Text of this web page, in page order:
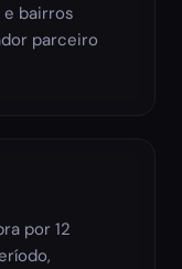
e bairros
parceiro
por 12